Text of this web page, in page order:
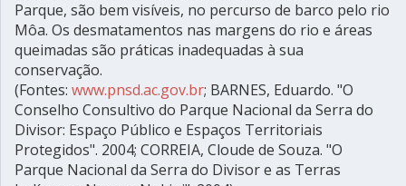
Parque, são bem visíveis, no percurso de barco pelo rio
Môa. Os desmatamentos nas margens do rio e áreas
queimadas são práticas inadequadas à sua
conservação.
(Fontes: www.pnsd.ac.gov.br; BARNES, Eduardo. "O
Conselho Consultivo do Parque Nacional da Serra do
Divisor: Espaço Público e Espaços Territoriais
Protegidos". 2004; CORREIA, Cloude de Souza. "O
Parque Nacional da Serra do Divisor e as Terras